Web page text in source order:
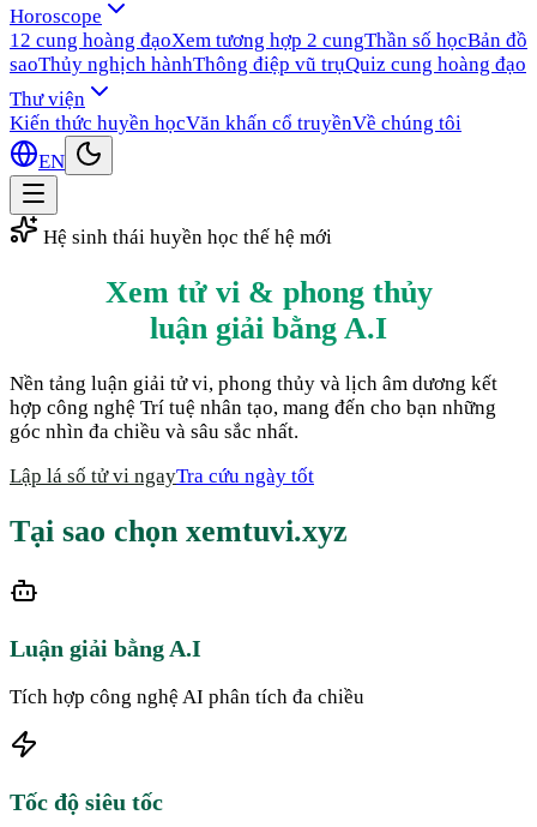
Horoscope
12 cung hoàng đạoXem tương hợp 2 cungThần số họcBản đồ
saoThủy nghịch hànhThông điệp vũ trụQuiz cung hoàng đạo
Thư viện
Kiến thức huyền họcVăn khấn cổ truyềnVề chúng tôi
EN
Hệ sinh thái huyền học thế hệ mới
Xem tử vi & phong thủy
luận giải bằng A.I
Nền tảng luận giải tử vi, phong thủy và lịch âm dương kết
hợp công nghệ Trí tuệ nhân tạo, mang đến cho bạn những
góc nhìn đa chiều và sâu sắc nhất.
Lập lá số tử vi ngayTra cứu ngày tốt
Tại sao chọn xemtuvi.xyz
Luận giải bằng A.I
Tích hợp công nghệ AI phân tích đa chiều
Tốc độ siêu tốc